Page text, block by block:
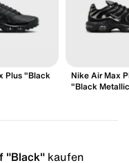
Plus "Black
Nike Air Max
"Black
"Black" kaufen